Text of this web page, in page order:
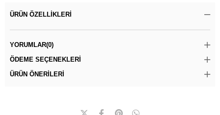
ÜRÜN ÖZELLIKLERI
YORUMLAR(0)
ÖDEME SEÇENEKLERI
ÜRÜN ÖNERILERI